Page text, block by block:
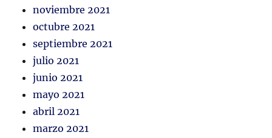
noviembre 2021
octubre 2021
septiembre 2021
julio 2021
junio 2021
mayo 2021
abril 2021
marzo 2021